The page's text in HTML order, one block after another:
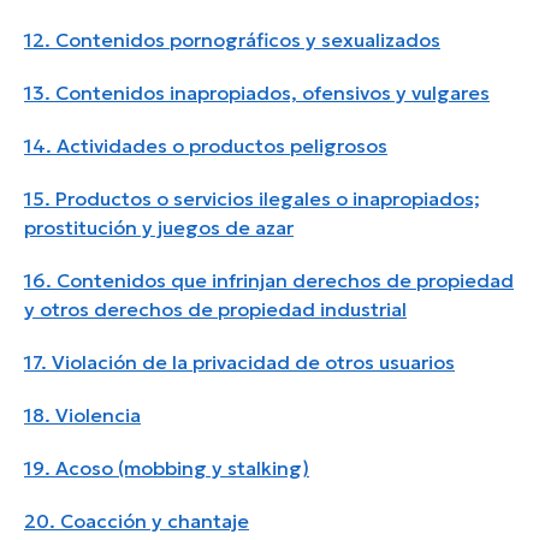
12. Contenidos pornográficos y sexualizados
13. Contenidos inapropiados, ofensivos y vulgares
14. Actividades o productos peligrosos
15. Productos o servicios ilegales o inapropiados;
prostitución y juegos de azar
16. Contenidos que infrinjan derechos de propiedad
y otros derechos de propiedad industrial
17. Violación de la privacidad de otros usuarios
18. Violencia
19. Acoso (mobbing y stalking)
20. Coacción y chantaje